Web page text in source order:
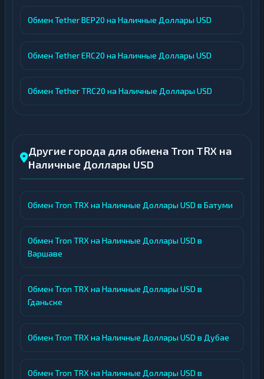
Обмен Tether BEP20 на Наличные Доллары USD
Обмен Tether ERC20 на Наличные Доллары USD
Обмен Tether TRC20 на Наличные Доллары USD
Другие города для обмена Tron TRX на
Наличные Доллары USD
Обмен Tron TRX на Наличные Доллары USD в Батуми
Обмен Tron TRX на Наличные Доллары USD в
Варшаве
Обмен Tron TRX на Наличные Доллары USD в
Гданьске
Обмен Tron TRX на Наличные Доллары USD в Дубае
Обмен Tron TRX на Наличные Доллары USD в